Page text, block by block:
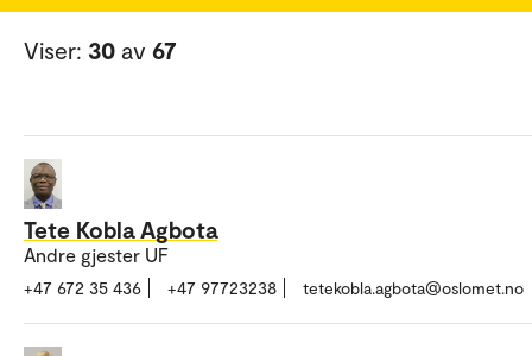
Viser: 30 av 67
Tete Kobla Agbota
Andre gjester UF
+47 672 35 436 +47 97723238 tetekobla.agbota@oslomet.no